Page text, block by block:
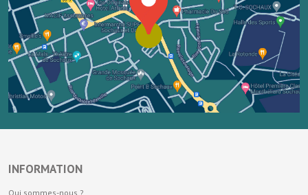
INFORMATION
Qui sommes-nous ?